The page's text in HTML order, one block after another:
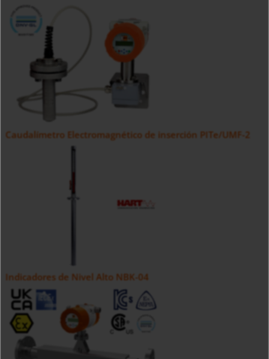
Caudalímetro Electromagnético de inserción PITe/UMF-2
Indicadores de Nivel Alto NBK-04